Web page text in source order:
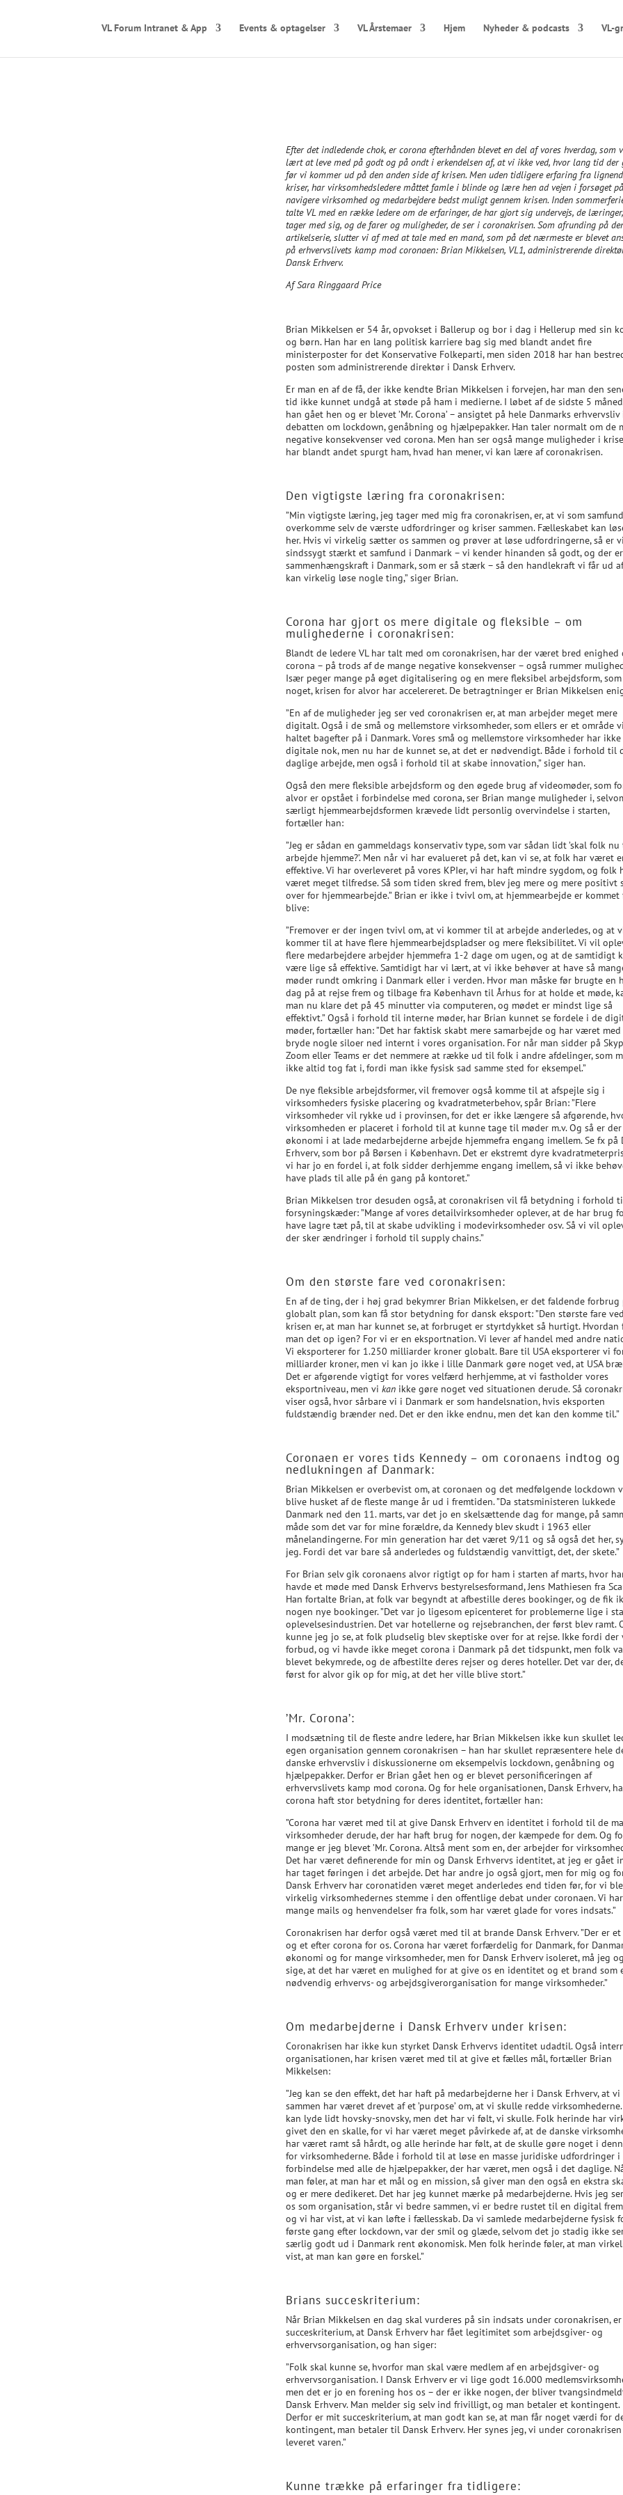
VL Forum Intranet & App Events & optagelser VL Årstemaer Hjem Nyheder & podcasts VL-
Efter det indledende chok, er corona efterhånden blevet en del af vores hverdag, som
lært at leve med på godt og på ondt i erkendelsen af, at vi ikke ved, hvor lang tid der
før vi kommer ud på den anden side af krisen. Men uden tidligere erfaring fra
kriser, har virksomhedsledere måttet famle i blinde og lære hen ad vejen i forsøget
navigere virksomhed og medarbejdere bedst muligt gennem krisen. Inden
talte VL med en række ledere om de erfaringer, de har gjort sig undervejs, de
tager med sig, og de farer og muligheder, de ser i coronakrisen. Som afrunding på
artikelserie, slutter vi af med at tale med en mand, som på det nærmeste er blevet
på erhvervslivets kamp mod coronaen: Brian Mikkelsen, VL1, administrerende
Dansk Erhverv.
Af Sara Ringgaard Price
Brian Mikkelsen er 54 år, opvokset i Ballerup og bor i dag i Hellerup med sin
og børn. Han har en lang politisk karriere bag sig med blandt andet fire
ministerposter for det Konservative Folkeparti, men siden 2018 har han
posten som administrerende direktør i Dansk Erhverv.
Er man en af de få, der ikke kendte Brian Mikkelsen i forvejen, har man den
tid ikke kunnet undgå at støde på ham i medierne. I løbet af de sidste 5
han gået hen og er blevet ’Mr. Corona’ – ansigtet på hele Danmarks erhvervsliv
debatten om lockdown, genåbning og hjælpepakker. Han taler normalt om de
negative konsekvenser ved corona. Men han ser også mange muligheder i
har blandt andet spurgt ham, hvad han mener, vi kan lære af coronakrisen.
Den vigtigste læring fra coronakrisen:
”Min vigtigste læring, jeg tager med mig fra coronakrisen, er, at vi som
overkomme selv de værste udfordringer og kriser sammen. Fælleskabet kan
her. Hvis vi virkelig sætter os sammen og prøver at løse udfordringerne, så er
sindssygt stærkt et samfund i Danmark – vi kender hinanden så godt, og der
sammenhængskraft i Danmark, som er så stærk – så den handlekraft vi får ud
kan virkelig løse nogle ting,” siger Brian.
Corona har gjort os mere digitale og fleksible – om
mulighederne i coronakrisen:
Blandt de ledere VL har talt med om coronakrisen, har der været bred enighed
corona – på trods af de mange negative konsekvenser – også rummer
Især peger mange på øget digitalisering og en mere fleksibel arbejdsform, som
noget, krisen for alvor har accelereret. De betragtninger er Brian Mikkelsen
”En af de muligheder jeg ser ved coronakrisen er, at man arbejder meget mere
digitalt. Også i de små og mellemstore virksomheder, som ellers er et område
haltet bagefter på i Danmark. Vores små og mellemstore virksomheder har
digitale nok, men nu har de kunnet se, at det er nødvendigt. Både i forhold til
daglige arbejde, men også i forhold til at skabe innovation,” siger han.
Også den mere fleksible arbejdsform og den øgede brug af videomøder, som
alvor er opstået i forbindelse med corona, ser Brian mange muligheder i,
særligt hjemmearbejdsformen krævede lidt personlig overvindelse i starten,
fortæller han:
”Jeg er sådan en gammeldags konservativ type, som var sådan lidt ’skal folk
arbejde hjemme?’. Men når vi har evalueret på det, kan vi se, at folk har været
effektive. Vi har overleveret på vores KPIer, vi har haft mindre sygdom, og folk
været meget tilfredse. Så som tiden skred frem, blev jeg mere og mere positivt
over for hjemmearbejde.” Brian er ikke i tvivl om, at hjemmearbejde er
blive:
”Fremover er der ingen tvivl om, at vi kommer til at arbejde anderledes, og at
kommer til at have flere hjemmearbejdspladser og mere fleksibilitet. Vi vil
flere medarbejdere arbejder hjemmefra 1-2 dage om ugen, og at de samtidigt
være lige så effektive. Samtidigt har vi lært, at vi ikke behøver at have så
møder rundt omkring i Danmark eller i verden. Hvor man måske før brugte en
dag på at rejse frem og tilbage fra København til Århus for at holde et møde,
man nu klare det på 45 minutter via computeren, og mødet er mindst lige så
effektivt.” Også i forhold til interne møder, har Brian kunnet se fordele i de
møder, fortæller han: ”Det har faktisk skabt mere samarbejde og har været
bryde nogle siloer ned internt i vores organisation. For når man sidder på
Zoom eller Teams er det nemmere at række ud til folk i andre afdelinger, som
ikke altid tog fat i, fordi man ikke fysisk sad samme sted for eksempel.”
De nye fleksible arbejdsformer, vil fremover også komme til at afspejle sig i
virksomheders fysiske placering og kvadratmeterbehov, spår Brian: ”Flere
virksomheder vil rykke ud i provinsen, for det er ikke længere så afgørende,
virksomheden er placeret i forhold til at kunne tage til møder m.v. Og så er der
økonomi i at lade medarbejderne arbejde hjemmefra engang imellem. Se fx på
Erhverv, som bor på Børsen i København. Det er ekstremt dyre
vi har jo en fordel i, at folk sidder derhjemme engang imellem, så vi ikke
have plads til alle på én gang på kontoret.”
Brian Mikkelsen tror desuden også, at coronakrisen vil få betydning i forhold
forsyningskæder: ”Mange af vores detailvirksomheder oplever, at de har brug
have lagre tæt på, til at skabe udvikling i modevirksomheder osv. Så vi vil
der sker ændringer i forhold til supply chains.”
Om den største fare ved coronakrisen:
En af de ting, der i høj grad bekymrer Brian Mikkelsen, er det faldende forbrug
globalt plan, som kan få stor betydning for dansk eksport: ”Den største fare ved
krisen er, at man har kunnet se, at forbruget er styrtdykket så hurtigt. Hvordan
man det op igen? For vi er en eksportnation. Vi lever af handel med andre
Vi eksporterer for 1.250 milliarder kroner globalt. Bare til USA eksporterer vi
milliarder kroner, men vi kan jo ikke i lille Danmark gøre noget ved, at USA
Det er afgørende vigtigt for vores velfærd herhjemme, at vi fastholder vores
eksportniveau, men vikan ikke gøre noget ved situationen derude. Så
viser også, hvor sårbare vi i Danmark er som handelsnation, hvis eksporten
fuldstændig brænder ned. Det er den ikke endnu, men det kan den komme til.”
Coronaen er vores tids Kennedy – om coronaens indtog og
nedlukningen af Danmark:
Brian Mikkelsen er overbevist om, at coronaen og det medfølgende lockdown
blive husket af de fleste mange år ud i fremtiden. ”Da statsministeren lukkede
Danmark ned den 11. marts, var det jo en skelsættende dag for mange, på
måde som det var for mine forældre, da Kennedy blev skudt i 1963 eller
månelandingerne. For min generation har det været 9/11 og så også det her,
jeg. Fordi det var bare så anderledes og fuldstændig vanvittigt, det, der skete.”
For Brian selv gik coronaens alvor rigtigt op for ham i starten af marts, hvor
havde et møde med Dansk Erhvervs bestyrelsesformand, Jens Mathiesen fra
Han fortalte Brian, at folk var begyndt at afbestille deres bookinger, og de fik
nogen nye bookinger. ”Det var jo ligesom epicenteret for problemerne lige i
oplevelsesindustrien. Det var hotellerne og rejsebranchen, der først blev ramt.
kunne jeg jo se, at folk pludselig blev skeptiske over for at rejse. Ikke fordi der
forbud, og vi havde ikke meget corona i Danmark på det tidspunkt, men folk
blevet bekymrede, og de afbestilte deres rejser og deres hoteller. Det var der,
først for alvor gik op for mig, at det her ville blive stort.”
’Mr. Corona’:
I modsætning til de fleste andre ledere, har Brian Mikkelsen ikke kun skullet
egen organisation gennem coronakrisen – han har skullet repræsentere hele
danske erhvervsliv i diskussionerne om eksempelvis lockdown, genåbning og
hjælpepakker. Derfor er Brian gået hen og er blevet personificeringen af
erhvervslivets kamp mod corona. Og for hele organisationen, Dansk Erhverv,
corona haft stor betydning for deres identitet, fortæller han:
”Corona har været med til at give Dansk Erhverv en identitet i forhold til de
virksomheder derude, der har haft brug for nogen, der kæmpede for dem. Og
mange er jeg blevet ’Mr. Corona. Altså ment som en, der arbejder for
Det har været definerende for min og Dansk Erhvervs identitet, at jeg er gået
har taget føringen i det arbejde. Det har andre jo også gjort, men for mig og
Dansk Erhverv har coronatiden været meget anderledes end tiden før, for vi
virkelig virksomhedernes stemme i den offentlige debat under coronaen. Vi
mange mails og henvendelser fra folk, som har været glade for vores indsats.”
Coronakrisen har derfor også været med til at brande Dansk Erhverv. ”Der er
og et efter corona for os. Corona har været forfærdelig for Danmark, for
økonomi og for mange virksomheder, men for Dansk Erhverv isoleret, må jeg
sige, at det har været en mulighed for at give os en identitet og et brand som
nødvendig erhvervs- og arbejdsgiverorganisation for mange virksomheder.”
Om medarbejderne i Dansk Erhverv under krisen:
Coronakrisen har ikke kun styrket Dansk Erhvervs identitet udadtil. Også
organisationen, har krisen været med til at give et fælles mål, fortæller Brian
Mikkelsen:
”Jeg kan se den effekt, det har haft på medarbejderne her i Dansk Erhverv, at
sammen har været drevet af et ’purpose’ om, at vi skulle redde
kan lyde lidt hovsky-snovsky, men det har vi følt, vi skulle. Folk herinde har
givet den en skalle, for vi har været meget påvirkede af, at de danske
har været ramt så hårdt, og alle herinde har følt, at de skulle gøre noget i
for virksomhederne. Både i forhold til at løse en masse juridiske udfordringer i
forbindelse med alle de hjælpepakker, der har været, men også i det daglige.
man føler, at man har et mål og en mission, så giver man den også en ekstra
og er mere dedikeret. Det har jeg kunnet mærke på medarbejderne. Hvis jeg
os som organisation, står vi bedre sammen, vi er bedre rustet til en digital
og vi har vist, at vi kan løfte i fællesskab. Da vi samlede medarbejderne fysisk
første gang efter lockdown, var der smil og glæde, selvom det jo stadig ikke
særlig godt ud i Danmark rent økonomisk. Men folk herinde føler, at man
vist, at man kan gøre en forskel.”
Brians succeskriterium:
Når Brian Mikkelsen en dag skal vurderes på sin indsats under coronakrisen,
succeskriterium, at Dansk Erhverv har fået legitimitet som arbejdsgiver- og
erhvervsorganisation, og han siger:
”Folk skal kunne se, hvorfor man skal være medlem af en arbejdsgiver- og
erhvervsorganisation. I Dansk Erhverv er vi lige godt 16.000
men det er jo en forening hos os – der er ikke nogen, der bliver
Dansk Erhverv. Man melder sig selv ind frivilligt, og man betaler et kontingent.
Derfor er mit succeskriterium, at man godt kan se, at man får noget værdi for
kontingent, man betaler til Dansk Erhverv. Her synes jeg, vi under
leveret varen.”
Kunne trække på erfaringer fra tidligere: